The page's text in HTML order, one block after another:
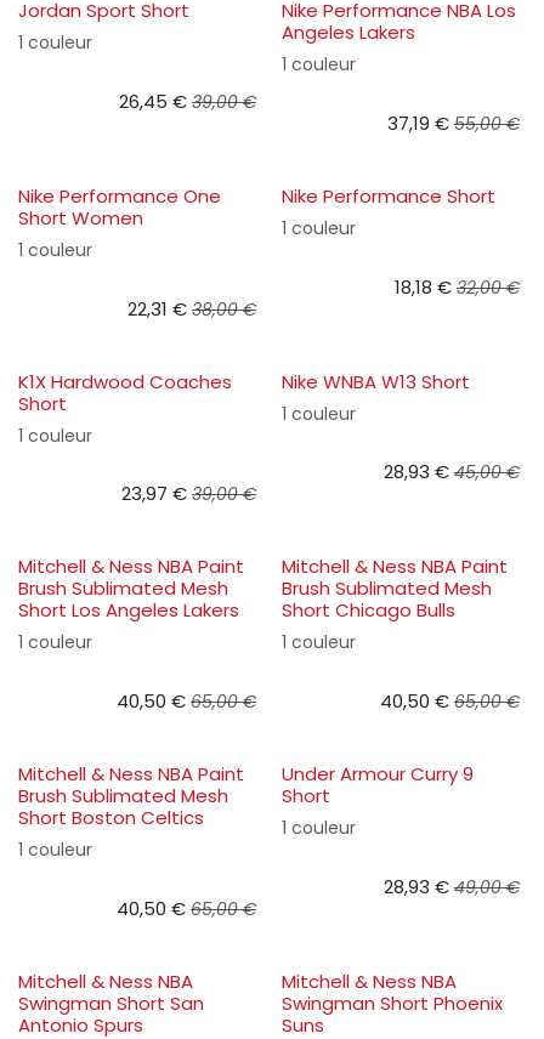
Jordan Sport Short
1 couleur
26,45 € 39,00€
Nike Performance NBA Los
Angeles Lakers
1 couleur
37,19 € 55,00€
Nike Performance One
Short Women
1 couleur
22,31 € 38,00€
Nike Performance Short
1 couleur
18,18 € 32,00€
K1X Hardwood Coaches
Short
1 couleur
23,97 € 39,00€
Nike WNBA W13 Short
1 couleur
28,93 € 45,00€
Mitchell & Ness NBA Paint
Brush Sublimated Mesh
Short Los Angeles Lakers
1 couleur
40,50 € 65,00€
Mitchell & Ness NBA Paint
Brush Sublimated Mesh
Short Chicago Bulls
1 couleur
40,50 € 65,00€
Mitchell & Ness NBA Paint
Brush Sublimated Mesh
Short Boston Celtics
1 couleur
40,50 € 65,00€
Under Armour Curry 9
Short
1 couleur
28,93 € 49,00€
Mitchell & Ness NBA
Swingman Short San
Antonio Spurs
Mitchell & Ness NBA
Swingman Short Phoenix
Suns